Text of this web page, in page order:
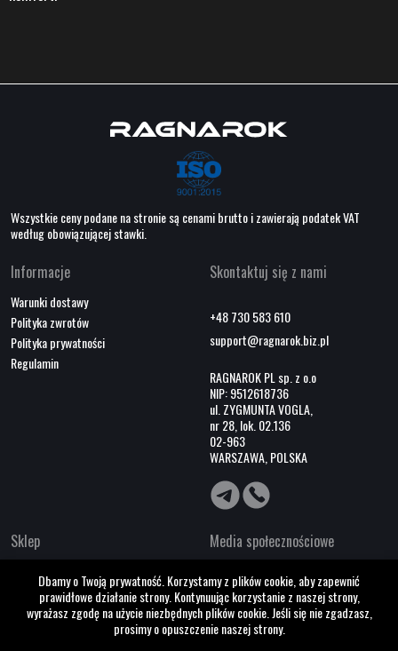
Wszystkie ceny podane na stronie są cenami brutto i zawierają podatek VAT
według obowiązującej stawki.
Informacje
Warunki dostawy
Polityka zwrotów
Polityka prywatności
Regulamin
Sklep
Współpraca B2B
Kontakty
Media społecznościowe
Skontaktuj się z nami
+48 730 583 610
support@ragnarok.biz.pl
RAGNAROK PL sp. z o.o
NIP: 9512618736
ul. ZYGMUNTA VOGLA,
nr 28, lok. 02.136
02-963
WARSZAWA, POLSKA
Dbamy o Twoją prywatność. Korzystamy z plików cookie, aby zapewnić
prawidłowe działanie strony. Kontynuując korzystanie z naszej strony,
wyrażasz zgodę na użycie niezbędnych plików cookie. Jeśli się nie zgadzasz,
prosimy o opuszczenie naszej strony.